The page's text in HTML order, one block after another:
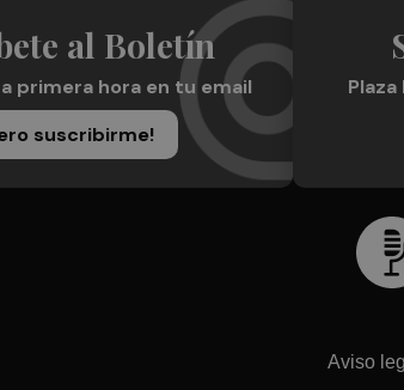
al Boletín
primera hora en tu email
suscribirme!
Aviso